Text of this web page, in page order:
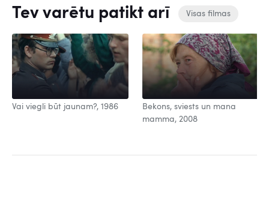
Tev varētu patikt arī Visas filmas
Vai viegli būt jaunam?, 1986
Bekons, sviests un mana
mamma, 2008